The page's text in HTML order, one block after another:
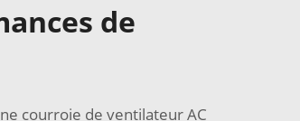
de
courroie de ventilateur AC